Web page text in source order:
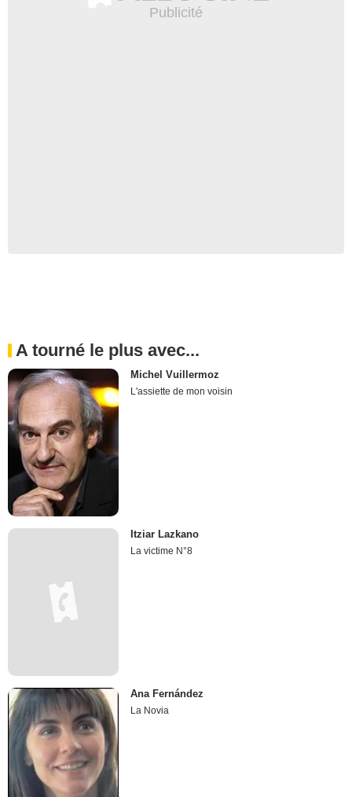
A tourné le plus avec...
Michel Vuillermoz
L'assiette de mon voisin
Itziar Lazkano
La victime N°8
Ana Fernández
La Novia